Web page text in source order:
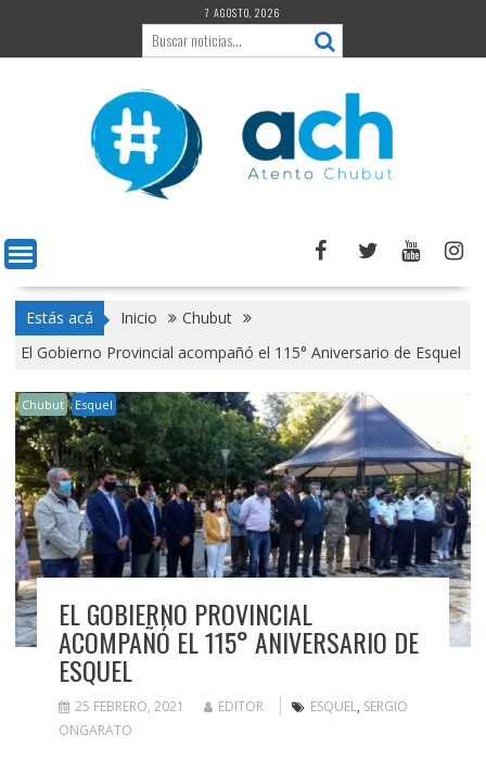
contenido
7 AGOSTO, 2026
Estás acá Inicio
Chubut
El Gobierno Provincial acompañó el 115° Aniversario de Esquel
Chubut Esquel
EL GOBIERNO PROVINCIAL
ACOMPAÑÓ EL 115° ANIVERSARIO DE
ESQUEL
25 FEBRERO, 2021 EDITOR ESQUEL, SERGIO
ONGARATO